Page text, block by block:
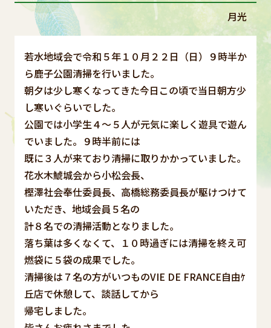
月光
若水地域会で令和５年１０月２２日（日）９時半か
ら鹿子公園清掃を行いました。
朝夕は少し寒くなってきた今日この頃で当日朝方少
し寒いぐらいでした。
公園では小学生４～５人が元気に楽しく遊具で遊ん
でいました。９時半前には
既に３人が来ており清掃に取りかかっていました。
花水木鯱城会から小松会長、
樫澤社会奉仕委員長、高橋総務委員長が駆けつけて
いただき、地域会員５名の
計８名での清掃活動となりました。
落ち葉は多くなくて、１０時過ぎには清掃を終え可
燃袋に５袋の成果でした。
清掃後は７名の方がいつものVIE DE FRANCE自由ｹ
丘店で休憩して、談話してから
帰宅しました。